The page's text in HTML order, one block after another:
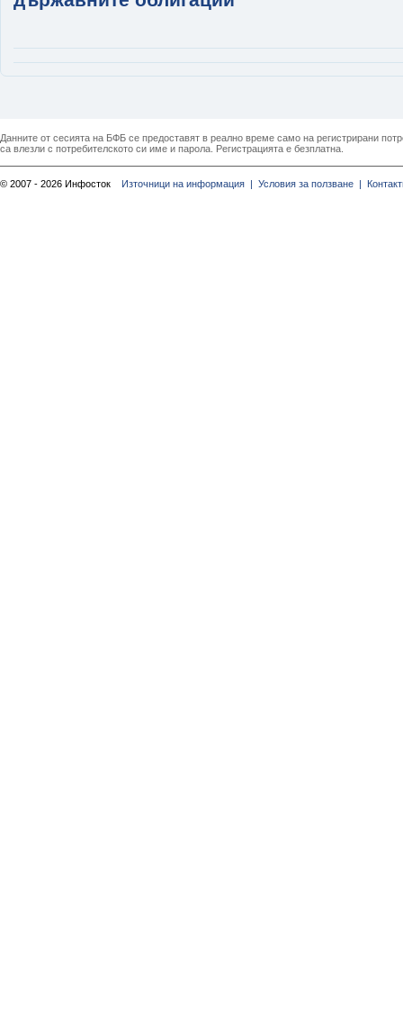
Данните от сесията на БФБ се предоставят в реално време само на регистрирани
са влезли с потребителското си име и парола. Регистрацията е безплатна.
© 2007 - 2026 Инфосток Източници на информация | Условия за ползване |